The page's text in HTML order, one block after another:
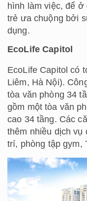
hình làm việc, để
trẻ ưa chuộng bởi
dụng.
EcoLife Capitol
EcoLife Capitol có
Liêm, Hà Nội).
tòa văn phòng 34
gồm một tòa văn
cao 34 tầng. Các
thêm nhiều dịch vụ
trí, phòng tập gym,